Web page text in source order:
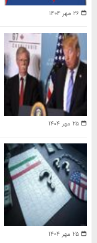
۲۶ مهر ۱۴۰۴
۲۵ مهر ۱۴۰۴
۲۵ مهر ۱۴۰۴